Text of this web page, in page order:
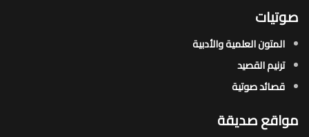
صوتيات
المتون العلمية والأدبية
ترنيم القصيد
قصائد صوتية
مواقع صديقة